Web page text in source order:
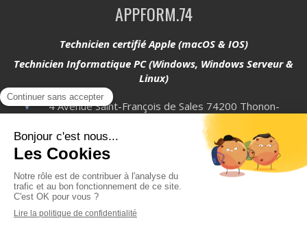
APPFORM.74
Technicien certifié Apple (macOS & IOS)
Technicien Informatique PC (Windows, Windows Serveur &
Linux)
4 Avenue Saint-François de Sales 74200 Thonon-
Afficher le téléphone
Plan du site
Mentions légales